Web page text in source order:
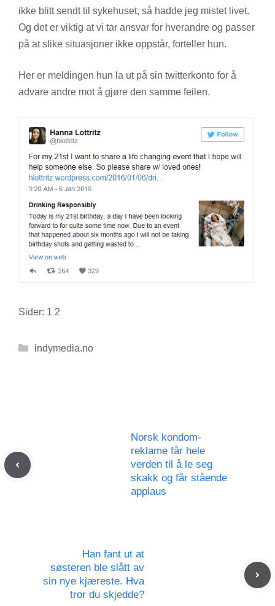
ikke blitt sendt til sykehuset, så hadde jeg mistet livet.
Og det er viktig at vi tar ansvar for hverandre og passer
på at slike situasjoner ikke oppstår, forteller hun.
Her er meldingen hun la ut på sin twitterkonto for å
advare andre mot å gjøre den samme feilen.
Sider: 1 2
Kategorier
indymedia.no
Norsk kondom-
reklame får hele
verden til å le seg
skakk og får stående
applaus
Han fant ut at
søsteren ble slått av
sin nye kjæreste. Hva
tror du skjedde?